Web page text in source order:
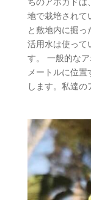
ちのアボカドは
地で栽培されて
と敷地内に掘っ
活用水は使って
す。 一般的な
メートルに位置
します。私達の